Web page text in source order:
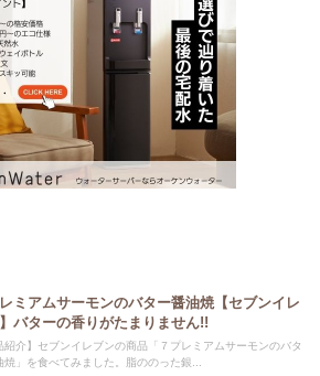
ミアムサーモンのバター醤油焼【セブンイレ
バターの香りがたまりません!!
紹介】セブンイレブンの商品「７プレミアムサーモンのバタ
焼」を食べてみました。脂ののった銀...